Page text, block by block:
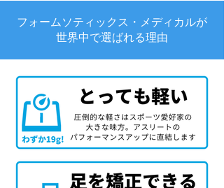
フォームソティックス・メディカルが
世界中で選ばれる理由